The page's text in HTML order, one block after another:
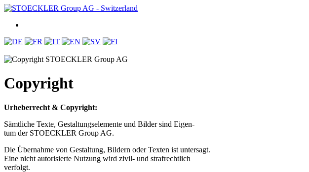
Copyright
Urheberrecht & Copyright:
Sämtliche Texte, Gestaltungselemente und Bilder sind Eigen-
tum der STOECKLER Group AG.
Die Übernahme von Gestaltung, Bildern oder Texten ist untersagt.
Eine nicht autorisierte Nutzung wird zivil- und strafrechtlich
verfolgt.